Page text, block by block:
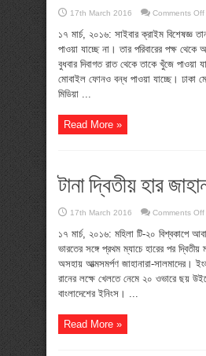
17th March 2016 Comments Off
১৭ মার্চ, ২০১৬: সাইবার ক্রাইম বিশেষজ্ঞ
পাওয়া যাচ্ছে না। তার পরিবারের পক্ষ
বুধবার দিবাগত রাত থেকে তাকে খুঁজে পাওয়া
মোবাইল ফোনও বন্ধ পাওয়া যাচ্ছে। ঢাকা
মিডিয়া ...
Read More »
টানা দ্বিতীয় হার
17th March 2016 Comments Off
১৭ মার্চ, ২০১৬: মহিলা টি-২০ বিশ্বকাপে
ভারতের সঙ্গে প্রথম ম্যাচে হারের পর দ্বিতীয়
অসহায় আত্মসমর্পণ জাহানারা-সালমাদের।
রানের লক্ষে খেলতে নেমে ২০ ওভারে ছয়
বাংলাদেশের ইনিংস। ...
Read More »